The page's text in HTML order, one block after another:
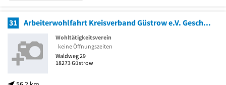
31 Arbeiterwohlfahrt Kreisverband Güstrow e.V. Geschäftsstelle Abstinentenclub
Wohltätigkeitsverein
keine Öffnungszeiten
Waldweg 29
18273Güstrow